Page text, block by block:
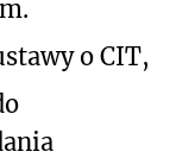
o CIT,